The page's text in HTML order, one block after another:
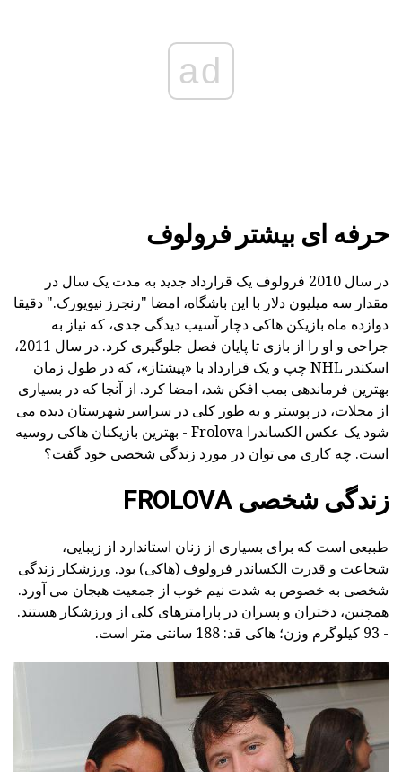
ad
حرفه ای بیشتر فرولوف
در سال 2010 فرولوف یک قرارداد جدید به مدت یک سال در
مقدار سه میلیون دلار با این باشگاه، امضا "رنجرز نیویورک." دقیقا
دوازده ماه بازیکن هاکی دچار آسیب دیدگی جدی، که نیاز به
جراحی و او را از بازی تا پایان فصل جلوگیری کرد. در سال 2011،
اسکندر NHL چپ و یک قرارداد با «پیشتاز»، که در طول زمان
بهترین فرماندهی بمب افکن شد، امضا کرد. از آنجا که در بسیاری
از مجلات، در پوستر و به طور کلی در سراسر شهرستان دیده می
شود یک عکس الکساندرا Frolova - بهترین بازیکنان هاکی روسیه
است. چه کاری می توان در مورد زندگی شخصی خود گفت؟
زندگی شخصی FROLOVA
طبیعی است که برای بسیاری از زنان استاندارد از زیبایی،
شجاعت و قدرت الکساندر فرولوف (هاکی) بود. ورزشکار زندگی
شخصی به خصوص به شدت نیم خوب از جمعیت هیجان می آورد.
همچنین، دختران و پسران در پارامترهای کلی از ورزشکار هستند.
- 93 کیلوگرم وزن؛ هاکی قد: 188 سانتی متر است.